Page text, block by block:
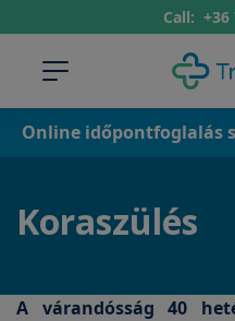
Call: +36
Online időpontfoglalás
Koraszülés
A várandósság 40